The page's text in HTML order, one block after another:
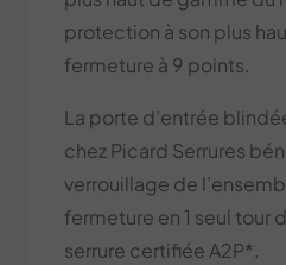
protection à son plus
fermeture à 9 points.
La porte d’entrée
chez Picard Serrures
verrouillage de
fermeture en 1 seul tour
serrure certifiée A2P*.